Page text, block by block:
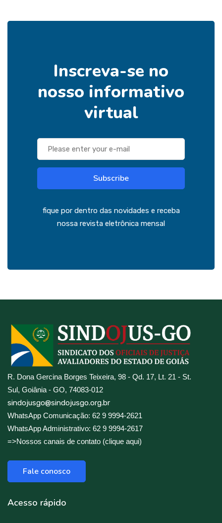
Inscreva-se no
nosso informativo
virtual
Subscribe
fique por dentro das novidades e receba
nossa revista eletrônica mensal
R. Dona Gercina Borges Teixeira, 98 - Qd. 17, Lt. 21 - St.
Sul, Goiânia - GO, 74083-012
sindojusgo@sindojusgo.org.br
WhatsApp Comunicação: 62 9 9994-2621
WhatsApp Administrativo: 62 9 9994-2617
=>Nossos canais de contato (clique aqui)
Fale conosco
Acesso rápido